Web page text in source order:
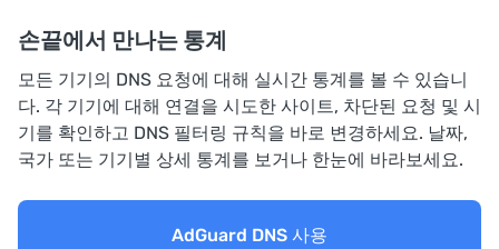
손끝에서 만나는 통계
모든 기기의 DNS 요청에 대해 실시간 통계를 볼 수 있습니
다. 각 기기에 대해 연결을 시도한 사이트, 차단된 요청 및 시
기를 확인하고 DNS 필터링 규칙을 바로 변경하세요. 날짜,
국가 또는 기기별 상세 통계를 보거나 한눈에 바라보세요.
AdGuard DNS 사용